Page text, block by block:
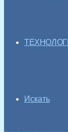
Искать